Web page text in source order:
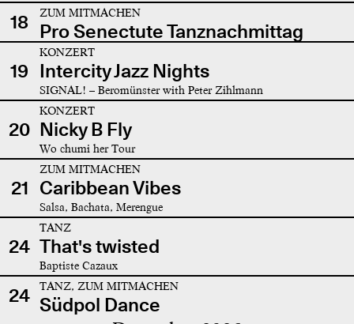
18 ZUM MITMACHEN
Pro Senectute Tanznachmittag
19
KONZERT
Intercity Jazz Nights
SIGNAL! – Beromünster with Peter Zihlmann
20
KONZERT
Nicky B Fly
Wo chumi her Tour
21
ZUM MITMACHEN
Caribbean Vibes
Salsa, Bachata, Merengue
24
TANZ
That's twisted
Baptiste Cazaux
24 TANZ, ZUM MITMACHEN
Südpol Dance